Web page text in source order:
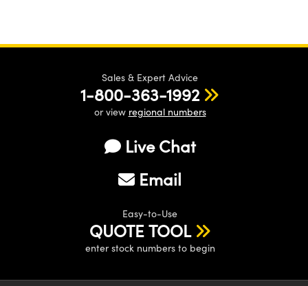
Sales & Expert Advice
1-800-363-1992
or view regional numbers
Live Chat
Email
Easy-to-Use
QUOTE TOOL
enter stock numbers to begin